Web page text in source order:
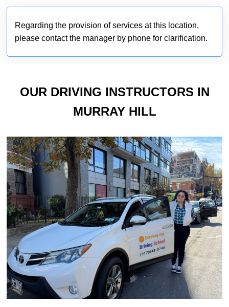
Regarding the provision of services at this location,
please contact the manager by phone for clarification.
OUR DRIVING INSTRUCTORS IN
MURRAY HILL